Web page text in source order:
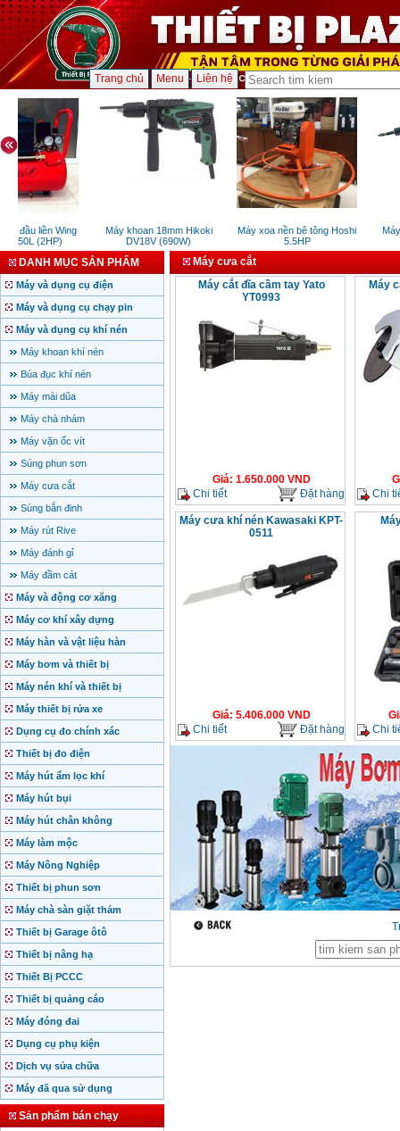
Trang chủ Menu Liên hệ
đầu liền Wing
8-50L (2HP)
Máy khoan 18mm Hikoki
DV18V (690W)
Máy xoa nền bê tông Hoshi
5.5HP
DANH MỤC SẢN PHẨM
Máy và dụng cụ điện
Máy và dụng cụ chạy pin
Máy và dụng cụ khí nén
Máy khoan khí nén
Búa đục khí nén
Máy mài dũa
Máy chà nhám
Máy vặn ốc vít
Súng phun sơn
Máy cưa cắt
Súng bắn đinh
Máy rút Rive
Máy đánh gỉ
Máy đầm cát
Máy và động cơ xăng
Máy cơ khí xây dựng
Máy hàn và vật liệu hàn
Máy bơm và thiết bị
Máy nén khí và thiết bị
Máy thiết bị rửa xe
Dụng cụ đo chính xác
Thiết bị đo điện
Máy hút ẩm lọc khí
Máy hút bụi
Máy hút chân không
Máy làm mộc
Máy Nông Nghiệp
Thiết bị phun sơn
Máy chà sàn giặt thảm
Thiết bị Garage ôtô
Thiết bị nâng hạ
Thiết Bị PCCC
Thiết bị quảng cáo
Máy đóng đai
Dụng cụ phụ kiện
Dịch vụ sửa chữa
Máy đã qua sử dụng
Sản phẩm bán chạy
Máy cưa cắt
Máy cắt đĩa cầm tay Yato
YT0993
Giá: 1.650.000VND
Chi tiết
Đặt hàng
Máy
Chi
Máy cưa khí nén Kawasaki KPT-
0511
Giá: 5.406.000VND
Chi tiết
Đặt hàng
Chi